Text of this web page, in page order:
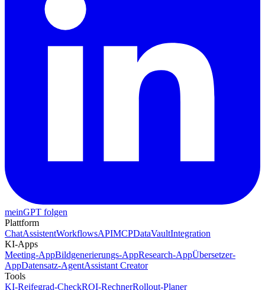
meinGPT folgen
Plattform
ChatAssistentWorkflowsAPIMCPDataVaultIntegration
KI-Apps
Meeting-AppBildgenerierungs-AppResearch-AppÜbersetzer-
AppDatensatz-AgentAssistant Creator
Tools
KI-Reifegrad-CheckROI-RechnerRollout-Planer